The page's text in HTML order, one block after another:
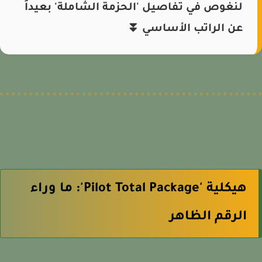
لنغوص في تفاصيل 'الحزمة الشاملة' بعيداً
عن الراتب الأساسي ⏬
هيكلية 'Pilot Total Package': ما وراء
الرقم الظاهر